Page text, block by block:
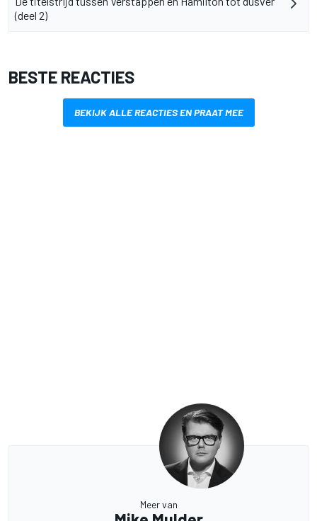
(deel 2)
BESTE REACTIES
BEKIJK ALLE REACTIES EN PRAAT MEE
Meer van